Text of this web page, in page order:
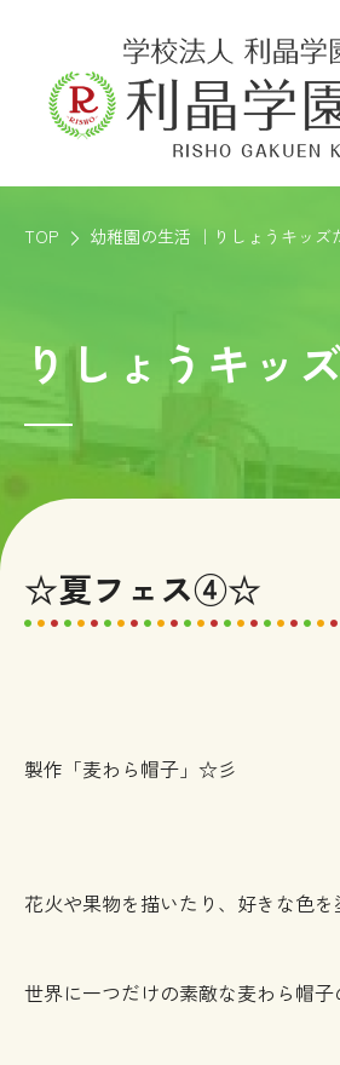
TOP 幼稚園の生活 ｜りしょうキッズ
りしょうキッ
☆夏フェス④☆
製作「麦わら帽子」☆彡
花火や果物を描いたり、好きな色を
世界に一つだけの素敵な麦わら帽子